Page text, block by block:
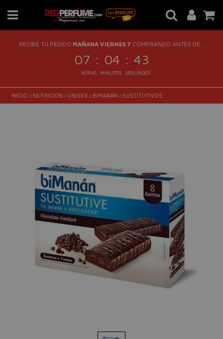
RECIBE TU PEDIDO MAÑANA VIERNES 7 COMPRANDO ANTES DE...
07 : 04 : 42
HORAS MINUTOS SEGUNDOS
INICIO › NUTRICIÓN › UNISEX › BIMANÁN › SUSTITUTIVOS